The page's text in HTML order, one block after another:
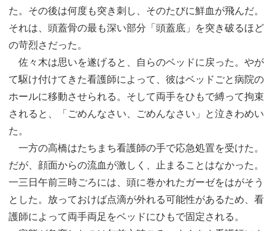
た。その後は何度も突き刺し、そのたびに鮮血が飛んだ。
それは、頭蓋骨の最も深い部分「頭蓋底」を突き破るほど
の苛烈さだった。
佐々木は思いを遂げると、自らのベッドに戻った。やが
て駆け付けてきた看護師によって、彼はベッドごと病院の
ホールに移動させられる。そして両手をひもで縛って拘束
されると、「ごめんなさい、ごめんなさい」と泣きわめい
た。
一方の高橋はたちまち看護師の手で応急処置を受けた。
だが、顔面からの流血が激しく、止まることはなかった。
一三日午前三時ごろには、頭に巻かれたガーゼをはがそう
とした。放っておけば点滴が外れる可能性があるため、看
護師によって両手両足をベッドにひもで固定される。